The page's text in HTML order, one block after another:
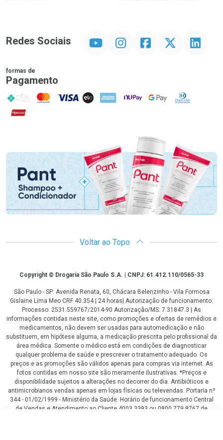
Redes Sociais InstagramFacebook Linkedin
formas de
Pagamento
PIX MasterCard
VISA ELO AMEX NuPay Google PayDiners Club
Hipercard
Promoção em Destaque
Voltar ao Topo
CopyrightCopyright © Drogaria São Paulo S.A. | CNPJ: 61.412.110/0565-33
São Paulo - SP: Avenida Renata, 60, Chácara Belenzinho - Vila Formosa
Gislaine Lima Meo CRF 40.354 | 24 horas| Autorização de funcionamento:
Processo: 2531.559767/2014-90 Autorização/MS: 7.31847.3 | As
informações contidas neste site, como promoções e ofertas de remédios e
medicamentos, não devem ser usadas para automedicação e não
substituem, em hipótese alguma, a medicação prescrita pelo profissional da
área médica. Somente o médico está em condições de diagnosticar
qualquer problema de saúde e prescrever o tratamento adequado. Os
preços e as promoções são válidos apenas para compras via internet. As
fotos contidas em nosso site são meramente ilustrativas. *Preços e
disponibilidade sujeitos a alterações no decorrer do dia. Antibióticos e
antimicrobianos vendas apenas em lojas físicas ou televendas. Portaria nº
344 - 01/02/1999 - Ministério da Saúde. Horário de funcionamento Central
de Vendas e Atendimento ao Cliente 4003 3393 ou 0800 779 8767 de